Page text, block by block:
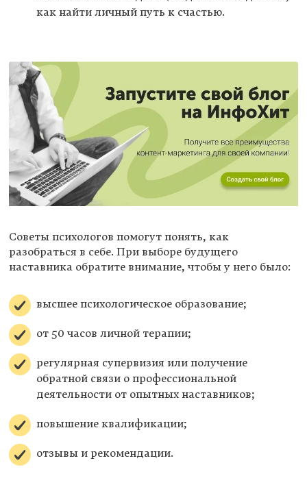
как найти личный путь к счастью.
Советы психологов помогут понять, как
разобраться в себе. При выборе будущего
наставника обратите внимание, чтобы у него было:
высшее психологическое образование;
от 50 часов личной терапии;
регулярная супервизия или получение
обратной связи о профессиональной
деятельности от опытных наставников;
повышение квалификации;
отзывы и рекомендации.